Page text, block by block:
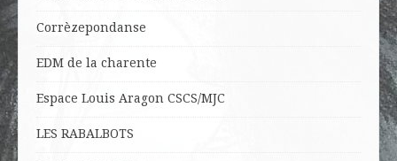
Corrèzepondanse
EDM de la charente
Espace Louis Aragon CSCS/MJC
LES RABALBOTS